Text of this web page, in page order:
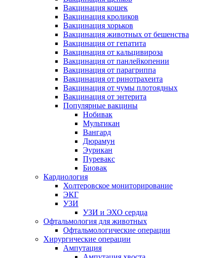
Вакцинация кошек
Вакцинация кроликов
Вакцинация хорьков
Вакцинация животных от бешенства
Вакцинация от гепатита
Вакцинация от кальцивироза
Вакцинация от панлейкопении
Вакцинация от парагриппа
Вакцинация от ринотрахеита
Вакцинация от чумы плотоядных
Вакцинация от энтерита
Популярные вакцины
Нобивак
Мультикан
Вангард
Дюрамун
Эурикан
Пуревакс
Биовак
Кардиология
Холтеровское мониторирование
ЭКГ
УЗИ
УЗИ и ЭХО сердца
Офтальмология для животных
Офтальмологические операции
Хирургические операции
Ампутация